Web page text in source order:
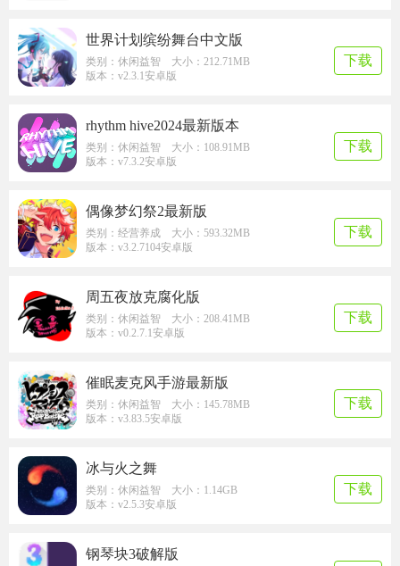
世界计划缤纷舞台中文版
类别：休闲益智 大小：212.71MB
版本：v2.3.1安卓版
下载
rhythm hive2024最新版本
类别：休闲益智 大小：108.91MB
版本：v7.3.2安卓版
下载
偶像梦幻祭2最新版
类别：经营养成 大小：593.32MB
版本：v3.2.7104安卓版
下载
周五夜放克腐化版
类别：休闲益智 大小：208.41MB
版本：v0.2.7.1安卓版
下载
催眠麦克风手游最新版
类别：休闲益智 大小：145.78MB
版本：v3.83.5安卓版
下载
冰与火之舞
类别：休闲益智 大小：1.14GB
版本：v2.5.3安卓版
下载
钢琴块3破解版